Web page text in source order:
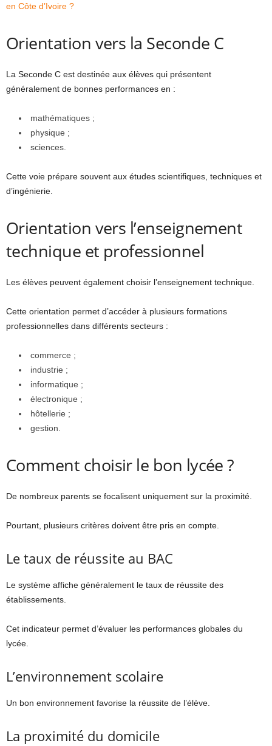
en Côte d’Ivoire ?
Orientation vers la Seconde C
La Seconde C est destinée aux élèves qui présentent
généralement de bonnes performances en :
mathématiques ;
physique ;
sciences.
Cette voie prépare souvent aux études scientifiques, techniques et
d’ingénierie.
Orientation vers l’enseignement
technique et professionnel
Les élèves peuvent également choisir l’enseignement technique.
Cette orientation permet d’accéder à plusieurs formations
professionnelles dans différents secteurs :
commerce ;
industrie ;
informatique ;
électronique ;
hôtellerie ;
gestion.
Comment choisir le bon lycée ?
De nombreux parents se focalisent uniquement sur la proximité.
Pourtant, plusieurs critères doivent être pris en compte.
Le taux de réussite au BAC
Le système affiche généralement le taux de réussite des
établissements.
Cet indicateur permet d’évaluer les performances globales du
lycée.
L’environnement scolaire
Un bon environnement favorise la réussite de l’élève.
La proximité du domicile